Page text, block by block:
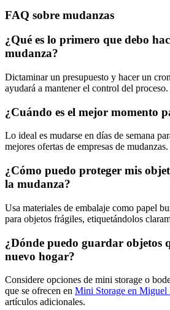
FAQ sobre mudanzas
¿Qué es lo primero que debo
mudanza?
Dictaminar un presupuesto y hacer un
ayudará a mantener el control del proceso.
¿Cuándo es el mejor momento
Lo ideal es mudarse en días de semana
mejores ofertas de empresas de mudanzas.
¿Cómo puedo proteger mis
la mudanza?
Usa materiales de embalaje como papel
para objetos frágiles, etiquetándolos
¿Dónde puedo guardar objetos
nuevo hogar?
Considere opciones de mini storage o
que se ofrecen en Mini Storage en Miguel
artículos adicionales.